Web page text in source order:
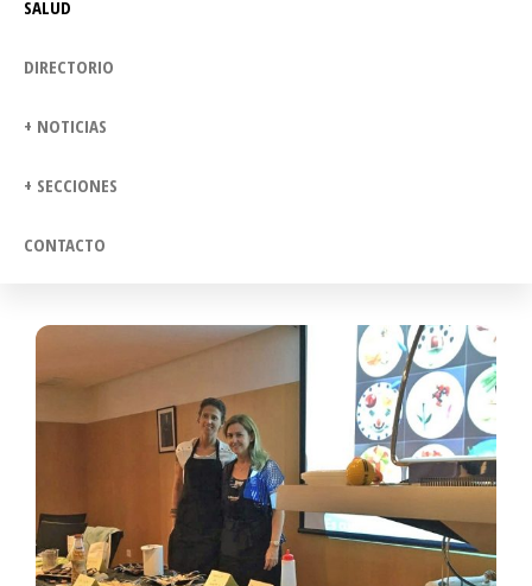
SALUD
DIRECTORIO
+ NOTICIAS
+ SECCIONES
CONTACTO